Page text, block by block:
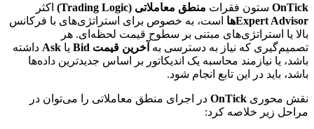
OnTick ستون فقرات منطق معاملاتی (Trading Logic)
اکثر
Expert Advisorها
است، به خصوص برای استراتژی‌های با فرکانس
بالا یا استراتژی‌های مبتنی بر سطوح قیمت لحظه‌ای. هر
تصمیم‌گیری که نیاز به دسترسی به آخرین قیمت Bid یا Ask داشته
باشد، یا نیازمند محاسبه یک اندیکاتور بر اساس جدیدترین داده‌ها
باشد، باید در این تابع انجام شود.
نقش محوری OnTick در اجرای منطق معاملاتی را می‌توان در
مراحل زیر خلاصه کرد: